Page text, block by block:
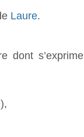
Laure.
dont